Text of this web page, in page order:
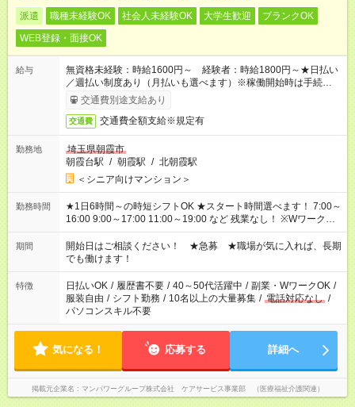
派遣 職種未経験OK 社会人未経験OK 大学生歓迎
ブランクOK
WEB登録・面接OK
給与
無資格未経験：時給1600円～ 経験者：時給1800円～★日払い
／週払い制度あり（月払いも選べます）※稼働開始時は手続き完
了次第のお支払いとなります。
交通費別途支給あり
交通費 交通費全額支給※規定有
勤務地
埼玉県朝霞市
朝霞台駅 / 朝霞駅 / 北朝霞駅
＜シニア向けマンション＞
勤務時間
★1日6時間～の時短シフトOK ★スタート時間選べます！ 7:00～
16:00 9:00～17:00 11:00～19:00 など 残業なし！ ※Wワークの
場合、他のお仕事と合わせ週40時間超の就業はご案内できませ
ん ※法令に基づき、週20時間以上勤務は社会保険への加入対象
となります ※労働者派遣法（日雇い派遣の原則禁止）により、
短時間・短期間の就業はご案内が難しい場合があります
期間
開始日はご相談ください！ ★急募 ★職場が気に入れば、長期
でも働けます！
特徴 日払いOK / 履歴書不要 / 40～50代活躍中 / 副業・WワークOK /
服装自由 / シフト勤務 / 10名以上の大量募集 / 電話対応なし /
パソコンスキル不要
気になる！ 応募する 詳細へ
掲載元企業名 マンパワーグループ株式会社 ケアサービス事業部 （医療福祉介護関連）